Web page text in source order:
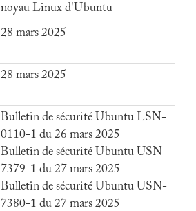
noyau Linux d'Ubuntu
28 mars 2025
28 mars 2025
Bulletin de sécurité Ubuntu LSN-
0110-1 du 26 mars 2025
Bulletin de sécurité Ubuntu USN-
7379-1 du 27 mars 2025
Bulletin de sécurité Ubuntu USN-
7380-1 du 27 mars 2025